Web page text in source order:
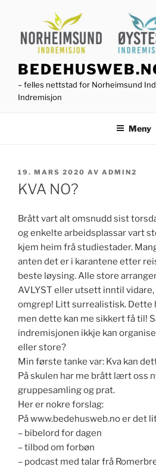
innhold
– felles nettstad for Norheimsund
Indremisjon
Meny
PUBLISERT
19. MARS 2020 AV ADMIN2
KVA NO?
Brått vart alt omsnudd sist
og enkelte arbeidsplassar vart
kjem heim frå studiestader.
anten det er i karantene etter
beste løysing. Alle store
AVLYST eller utsett inntil
omgrep! Litt surrealistisk. Dette
men dette kan me sikkert få til!
indremisjonen ikkje kan
eller store?
Min første tanke var: Kva kan
På skulen har me brått lært oss
gruppesamling og prat.
Her er nokre forslag:
På www.bedehusweb.no er det
– bibelord for dagen
– tilbod om forbøn
– podcast med talar frå